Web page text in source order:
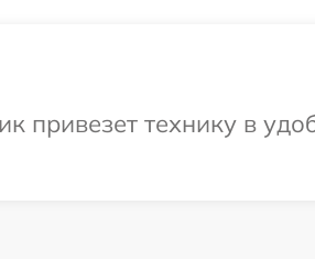
технику в